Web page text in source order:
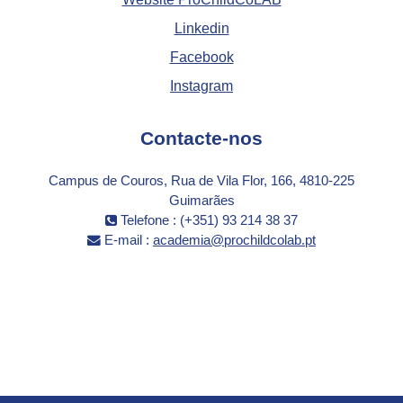
Linkedin
Facebook
Instagram
Contacte-nos
Campus de Couros, Rua de Vila Flor, 166, 4810-225
Guimarães
Telefone : (+351) 93 214 38 37
E-mail : academia@prochildcolab.pt